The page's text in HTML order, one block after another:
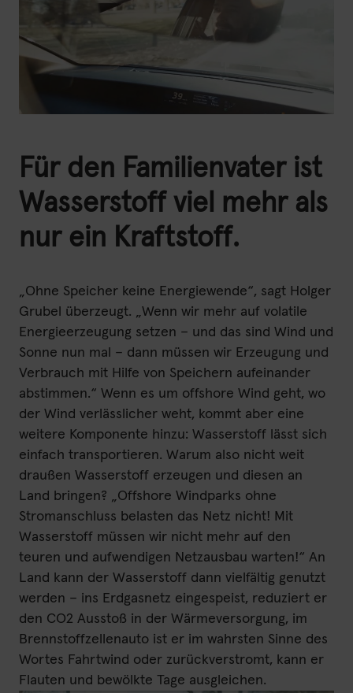
Für den Familienvater ist
Wasserstoff viel mehr als
nur ein Kraftstoff.
„Ohne Speicher keine Energiewende“, sagt Holger
Grubel überzeugt. „Wenn wir mehr auf volatile
Energieerzeugung setzen – und das sind Wind und
Sonne nun mal – dann müssen wir Erzeugung und
Verbrauch mit Hilfe von Speichern aufeinander
abstimmen.“ Wenn es um offshore Wind geht, wo
der Wind verlässlicher weht, kommt aber eine
weitere Komponente hinzu: Wasserstoff lässt sich
einfach transportieren. Warum also nicht weit
draußen Wasserstoff erzeugen und diesen an
Land bringen? „Offshore Windparks ohne
Stromanschluss belasten das Netz nicht! Mit
Wasserstoff müssen wir nicht mehr auf den
teuren und aufwendigen Netzausbau warten!“ An
Land kann der Wasserstoff dann vielfältig genutzt
werden – ins Erdgasnetz eingespeist, reduziert er
den CO2 Ausstoß in der Wärmeversorgung, im
Brennstoffzellenauto ist er im wahrsten Sinne des
Wortes Fahrtwind oder zurückverstromt, kann er
Flauten und bewölkte Tage ausgleichen.